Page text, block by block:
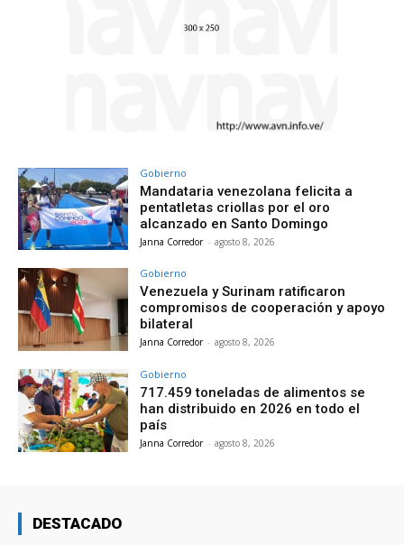
Gobierno
Mandataria venezolana felicita a
pentatletas criollas por el oro
alcanzado en Santo Domingo
Janna Corredor - agosto 8, 2026
Gobierno
Venezuela y Surinam ratificaron
compromisos de cooperación y apoyo
bilateral
Janna Corredor - agosto 8, 2026
Gobierno
717.459 toneladas de alimentos se
han distribuido en 2026 en todo el
país
Janna Corredor - agosto 8, 2026
DESTACADO